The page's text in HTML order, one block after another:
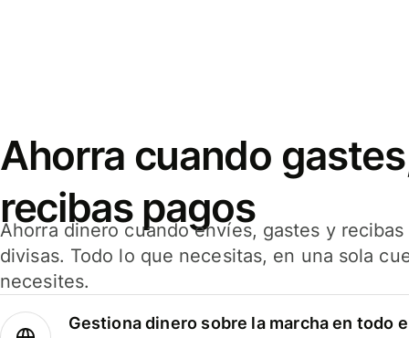
Ahorra cuando
recibas pagos
Ahorra dinero cuando envíes, gastes y
divisas. Todo lo que necesitas, en una sola
necesites.
Gestiona dinero sobre la marcha en todo